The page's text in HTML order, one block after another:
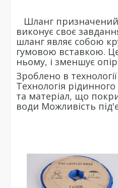
Шланг призначений
виконує своє
шланг являє собою
гумовою вставкою.
ньому, і зменшує
Зроблено в
Технологія
та матеріал, що
води Можливість